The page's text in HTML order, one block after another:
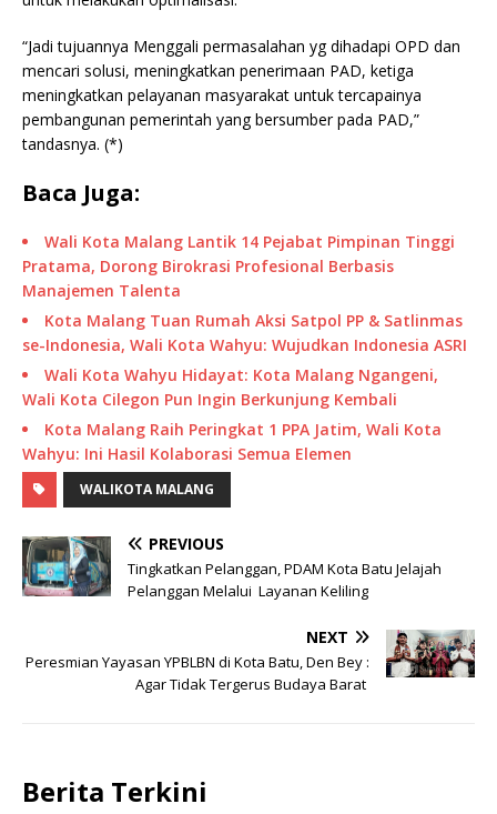
“Jadi tujuannya Menggali permasalahan yg dihadapi OPD dan
mencari solusi, meningkatkan penerimaan PAD, ketiga
meningkatkan pelayanan masyarakat untuk tercapainya
pembangunan pemerintah yang bersumber pada PAD,”
tandasnya. (*)
Baca Juga:
Wali Kota Malang Lantik 14 Pejabat Pimpinan Tinggi
Pratama, Dorong Birokrasi Profesional Berbasis
Manajemen Talenta
Kota Malang Tuan Rumah Aksi Satpol PP & Satlinmas
se-Indonesia, Wali Kota Wahyu: Wujudkan Indonesia ASRI
Wali Kota Wahyu Hidayat: Kota Malang Ngangeni,
Wali Kota Cilegon Pun Ingin Berkunjung Kembali
Kota Malang Raih Peringkat 1 PPA Jatim, Wali Kota
Wahyu: Ini Hasil Kolaborasi Semua Elemen
WALIKOTA MALANG
PREVIOUS
Tingkatkan Pelanggan, PDAM Kota Batu Jelajah
Pelanggan Melalui Layanan Keliling
NEXT
Peresmian Yayasan YPBLBN di Kota Batu, Den Bey :
Agar Tidak Tergerus Budaya Barat
Berita Terkini